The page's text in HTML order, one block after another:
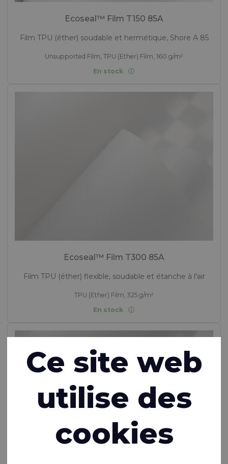
Ecoseal™ Film T150 85A
Film TPU (éther) soudable et hermétique, Shore A 85
Unsupported Film, TPU (Ether) Film, 160 g/m²
En stock
Ecoseal™ Film T300 85A
Film TPU (éther) flexible, soudable et étanche à l'air
TPU (Ether) Film, 325 g/m²
En stock
Ce site web
utilise des
cookies